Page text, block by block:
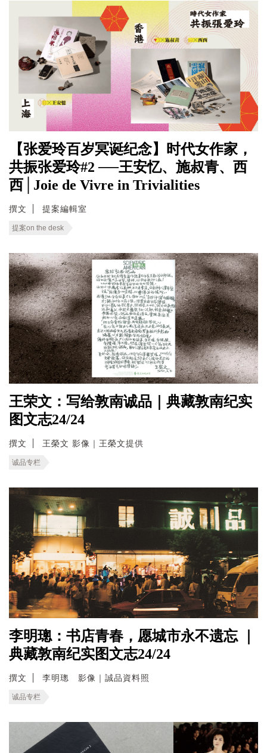
【张爱玲百岁冥诞纪念】时代女作家，
共振张爱玲#2 ──王安忆、施叔青、西
西│Joie de Vivre in Trivialities
撰文 提案編輯室
提案on the desk
王荣文：写给敦南诚品｜典藏敦南纪实
图文志24/24
撰文 王榮文 影像｜王榮文提供
诚品专栏
李明璁：书店青春，愿城市永不遗忘 ｜
典藏敦南纪实图文志24/24
撰文 李明璁 影像｜誠品資料照
诚品专栏